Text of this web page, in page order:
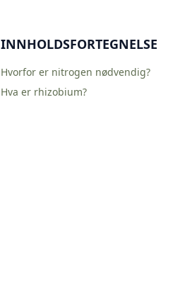
INNHOLDSFORTEGNELSE
Hvorfor er nitrogen nødvendig?
Hva er rhizobium?